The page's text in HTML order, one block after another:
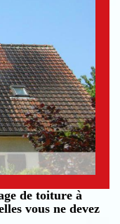
de toiture à
vous ne devez